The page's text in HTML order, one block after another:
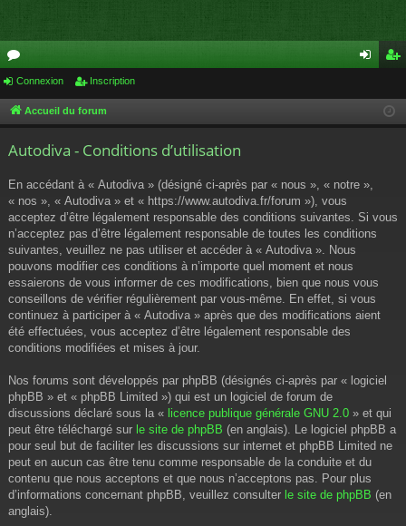
or
u cri
Connexion Inscription
Accueil du forum
Autodiva - Conditions d’utilisation
En accédant à « Autodiva » (désigné ci-après par « nous », « notre »,
« nos », « Autodiva » et « https://www.autodiva.fr/forum »), vous
acceptez d’être légalement responsable des conditions suivantes. Si vous
n’acceptez pas d’être légalement responsable de toutes les conditions
suivantes, veuillez ne pas utiliser et accéder à « Autodiva ». Nous
pouvons modifier ces conditions à n’importe quel moment et nous
essaierons de vous informer de ces modifications, bien que nous vous
conseillons de vérifier régulièrement par vous-même. En effet, si vous
continuez à participer à « Autodiva » après que des modifications aient
été effectuées, vous acceptez d’être légalement responsable des
conditions modifiées et mises à jour.
Nos forums sont développés par phpBB (désignés ci-après par « logiciel
phpBB » et « phpBB Limited ») qui est un logiciel de forum de
discussions déclaré sous la « licence publique générale GNU 2.0 » et qui
peut être téléchargé sur le site de phpBB (en anglais). Le logiciel phpBB a
pour seul but de faciliter les discussions sur internet et phpBB Limited ne
peut en aucun cas être tenu comme responsable de la conduite et du
contenu que nous acceptons et que nous n’acceptons pas. Pour plus
d’informations concernant phpBB, veuillez consulter le site de phpBB (en
anglais).